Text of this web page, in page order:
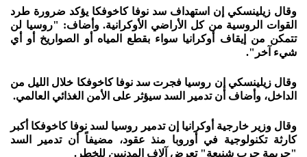
وقال زيلينسكي إن استهداف سد نوفا كاخوفكا يؤكد ضرورة طرد
القوات الروسية من كل الأراضي الأوكرانية. وأضاف: "روسيا لن
تتمكن من إيقاف أوكرانيا سواء بقطع المياه أو الصواريخ أو أي
شيء آخر".
وقال زيلينسكي إن روسيا فجرت سد نوفا كاخوفكا خلال الليل من
الداخل، وأضاف أن تدمير السد سيؤثر على الأمن الغذائي العالمي.
وقال وزير خارجية أوكرانيا إن تدمير روسيا لسد نوفا كاخوفكا أكبر
كارثة تكنولوجية في أوروبا منذ عقود، مضيفاً أن تدمير السد
"جريمة حرب شنيعة" تعرض آلاف المدنيين للخطر.